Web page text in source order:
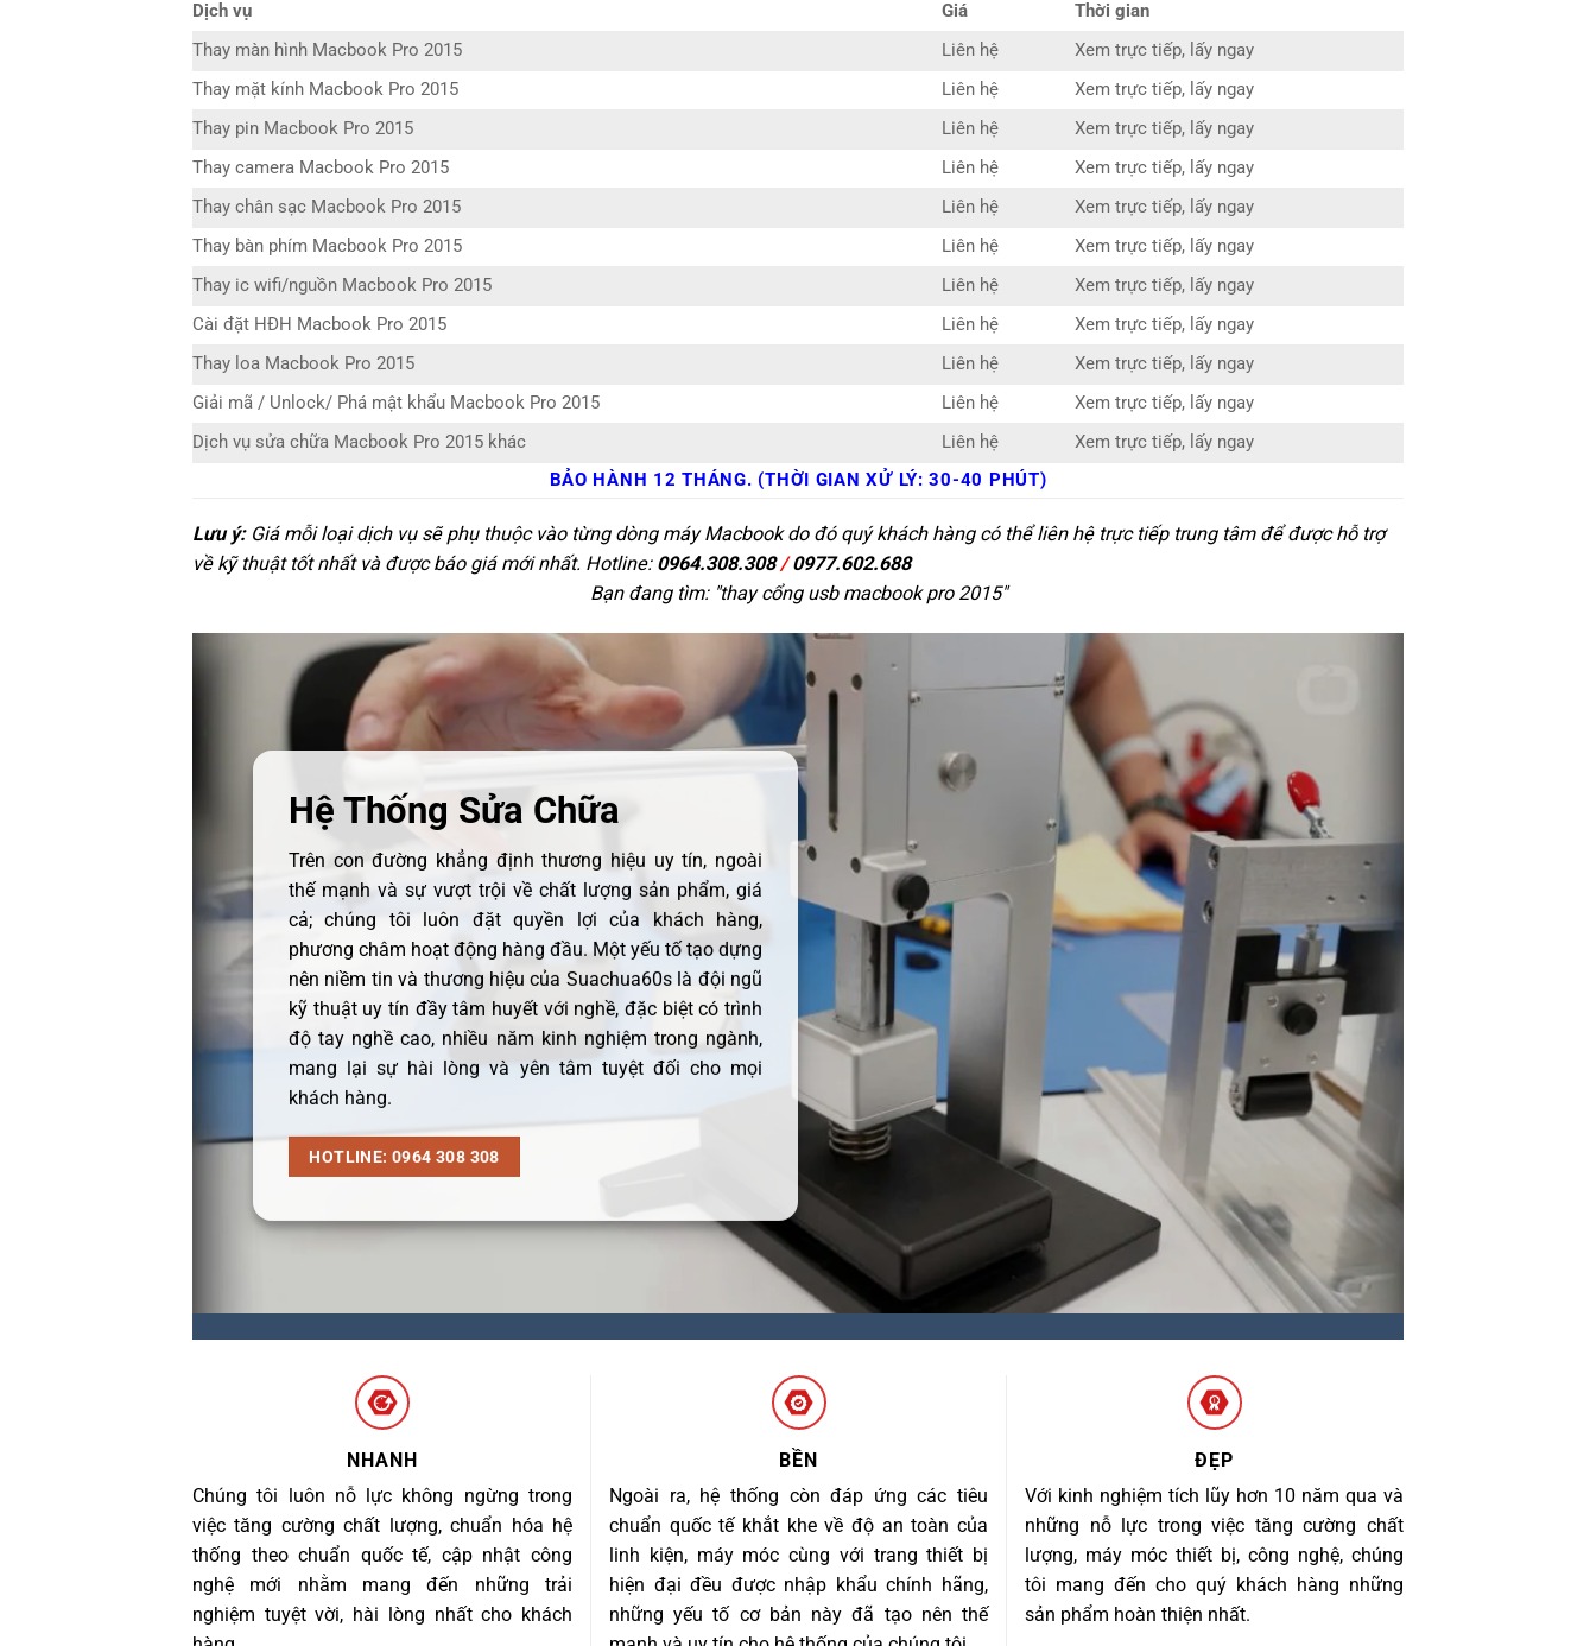
Dịch vụ Giá
Thời gian
Thay màn hình Macbook Pro 2015
Liên hệ
Xem trực tiếp, lấy ngay
Thay mặt kính Macbook Pro 2015
Liên hệ
Xem trực tiếp, lấy ngay
Thay pin Macbook Pro 2015
Liên hệ
Xem trực tiếp, lấy ngay
Thay camera Macbook Pro 2015
Liên hệ
Xem trực tiếp, lấy ngay
Thay chân sạc Macbook Pro 2015
Liên hệ
Xem trực tiếp, lấy ngay
Thay bàn phím Macbook Pro 2015
Liên hệ
Xem trực tiếp, lấy ngay
Thay ic wifi/nguồn Macbook Pro 2015
Liên hệ
Xem trực tiếp, lấy ngay
Cài đặt HĐH Macbook Pro 2015
Liên hệ
Xem trực tiếp, lấy ngay
Thay loa Macbook Pro 2015
Liên hệ
Xem trực tiếp, lấy ngay
Giải mã / Unlock/ Phá mật khẩu Macbook Pro 2015
Liên hệ
Xem trực tiếp, lấy ngay
Dịch vụ sửa chữa Macbook Pro 2015 khác
Liên hệ
Xem trực tiếp, lấy ngay
BẢO HÀNH 12 THÁNG. (THỜI GIAN XỬ LÝ: 30-40 PHÚT)
Lưu ý:Giá mỗi loại dịch vụ sẽ phụ thuộc vào từng dòng máy Macbook do đó quý khách hàng có thể liên hệ trực tiếp trung tâm để được hỗ trợ
về kỹ thuật tốt nhất và được báo giá mới nhất. Hotline: 0964.308.308/0977.602.688
Bạn đang tìm: "thay cổng usb macbook pro 2015"
Hệ Thống Sửa Chữa
Trên con đường khẳng định thương hiệu uy tín, ngoài
thế mạnh và sự vượt trội về chất lượng sản phẩm, giá
cả; chúng tôi luôn đặt quyền lợi của khách hàng,
phương châm hoạt động hàng đầu. Một yếu tố tạo dựng
nên niềm tin và thương hiệu của Suachua60s là đội ngũ
kỹ thuật uy tín đầy tâm huyết với nghề, đặc biệt có trình
độ tay nghề cao, nhiều năm kinh nghiệm trong ngành,
mang lại sự hài lòng và yên tâm tuyệt đối cho mọi
khách hàng.
HOTLINE: 0964 308 308
NHANH
Chúng tôi luôn nỗ lực không ngừng trong
việc tăng cường chất lượng, chuẩn hóa hệ
thống theo chuẩn quốc tế, cập nhật công
nghệ mới nhằm mang đến những trải
nghiệm tuyệt vời, hài lòng nhất cho khách
BỀN
Ngoài ra, hệ thống còn đáp ứng các tiêu
chuẩn quốc tế khắt khe về độ an toàn của
linh kiện, máy móc cùng với trang thiết bị
hiện đại đều được nhập khẩu chính hãng,
những yếu tố cơ bản này đã tạo nên thế
ĐẸP
Với kinh nghiệm tích lũy hơn 10 năm qua và
những nỗ lực trong việc tăng cường chất
lượng, máy móc thiết bị, công nghệ, chúng
tôi mang đến cho quý khách hàng những
sản phẩm hoàn thiện nhất.